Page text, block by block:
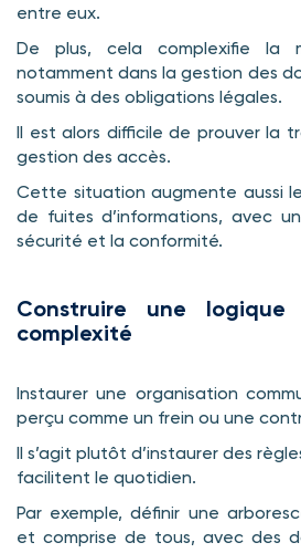
entre eux.
De plus, cela complexifie la
notamment dans la gestion des
soumis à des obligations légales.
Il est alors difficile de prouver la
gestion des accès.
Cette situation augmente aussi
de fuites d’informations, avec
sécurité et la conformité.
Construire une logique
complexité
Instaurer une organisation
perçu comme un frein ou une
Il s’agit plutôt d’instaurer des
facilitent le quotidien.
Par exemple, définir une
et comprise de tous, avec des